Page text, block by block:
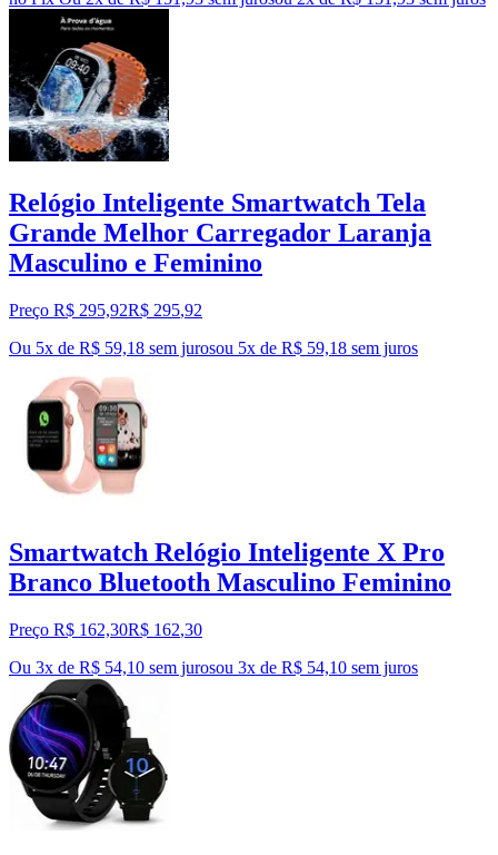
Relógio Inteligente Smartwatch Tela
Grande Melhor Carregador Laranja
Masculino e Feminino
Preço R$ 295,92R$ 295,92
Ou 5x de R$ 59,18 sem jurosou 5x de R$ 59,18 sem juros
Smartwatch Relógio Inteligente X Pro
Branco Bluetooth Masculino Feminino
Preço R$ 162,30R$ 162,30
Ou 3x de R$ 54,10 sem jurosou 3x de R$ 54,10 sem juros